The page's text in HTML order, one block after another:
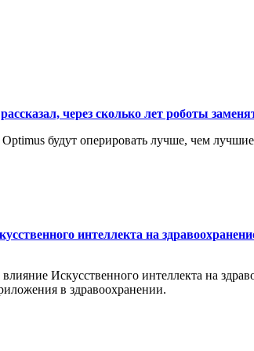
через сколько лет роботы
будут оперировать лучше, чем
интеллекта на
Искусственного интеллекта на
в здравоохранении.